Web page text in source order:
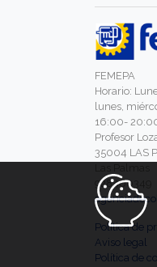
FEMEPA
Horario:
lunes,
16:00-
Profesor
35004 LAS
928460349
Política de
Aviso legal
Política de